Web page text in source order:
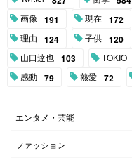
画像 191 現在 172
理由 124 子供 120
山口達也 103 TOKIO
感動 79 熱愛 72
エンタメ・芸能
ファッション